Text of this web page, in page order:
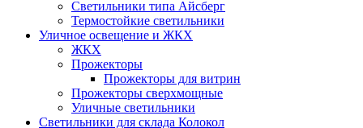
Светильники типа Айсберг
Термостойкие светильники
Уличное освещение и ЖКХ
ЖКХ
Прожекторы
Прожекторы для витрин
Прожекторы сверхмощные
Уличные светильники
Светильники для склада Колокол